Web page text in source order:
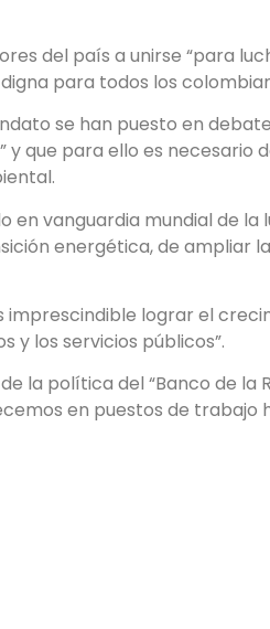
del país a unirse “para
para todos los
se han puesto en
que para ello es necesario
en vanguardia mundial de la
energética, de ampliar
imprescindible lograr el
y los servicios públicos”.
la política del “Banco de la
en puestos de trabajo